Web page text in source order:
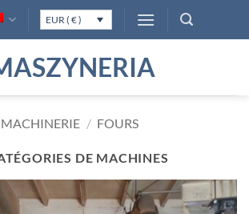
EUR ( € )
MACHINERIE / FOURS
DE MACHINES